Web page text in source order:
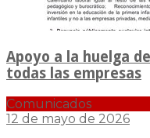
Apoyo a la huelga
todas las empresas
Comunicados
12 de mayo de 2026